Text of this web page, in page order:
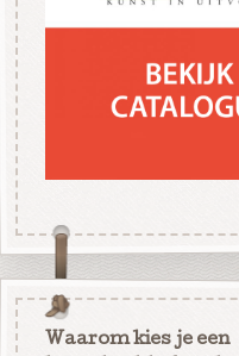
Waarom kies je een